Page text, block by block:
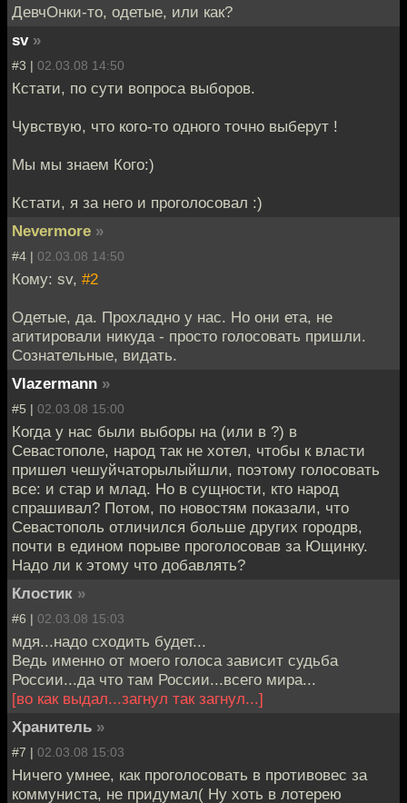
ДевчОнки-то, одетые, или как?
sv »
#3 | 02.03.08 14:50
Кстати, по сути вопроса выборов.
Чувствую, что кого-то одного точно выберут !
Мы мы знаем Кого:)
Кстати, я за него и проголосовал :)
Nevermore »
#4 | 02.03.08 14:50
Кому: sv, #2
Одетые, да. Прохладно у нас. Но они ета, не
агитировали никуда - просто голосовать пришли.
Сознательные, видать.
Vlazermann »
#5 | 02.03.08 15:00
Когда у нас были выборы на (или в ?) в
Севастополе, народ так не хотел, чтобы к власти
пришел чешуйчаторылыйшли, поэтому голосовать
все: и стар и млад. Но в сущности, кто народ
спрашивал? Потом, по новостям показали, что
Севастополь отличился больше других городрв,
почти в едином порыве проголосовав за Ющинку.
Надо ли к этому что добавлять?
Клостик »
#6 | 02.03.08 15:03
мдя...надо сходить будет...
Ведь именно от моего голоса зависит судьба
России...да что там России...всего мира...
[во как выдал...загнул так загнул...]
Хранитель »
#7 | 02.03.08 15:03
Ничего умнее, как проголосовать в противовес за
коммуниста, не придумал( Ну хоть в лотерею